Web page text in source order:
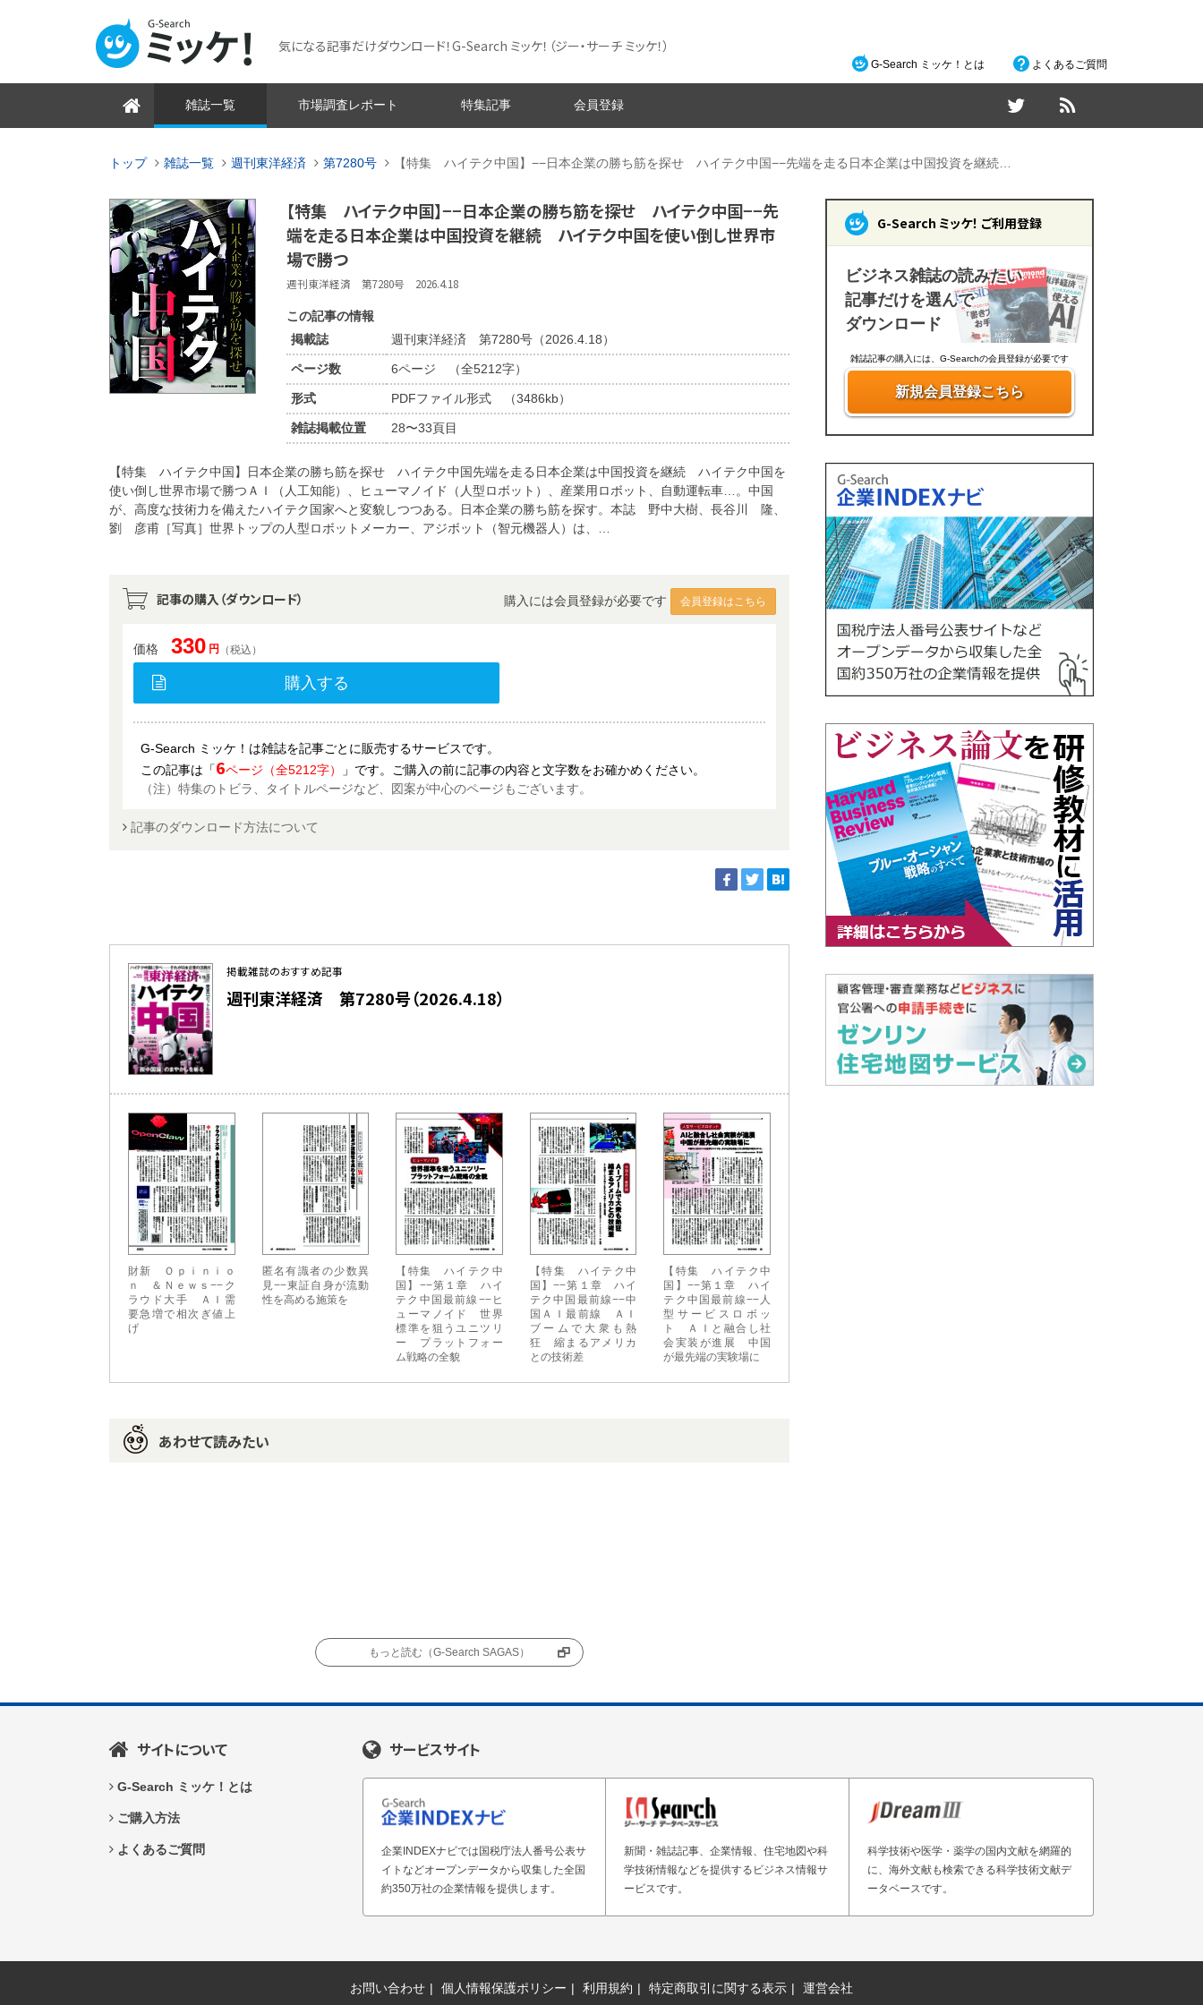
気になる記事だけダウンロード！G-Search ミッケ！ （ジー・サーチ ミッケ！）
G-Search ミッケ！とは よくあるご質問
雑誌一覧 市場調査レポート 特集記事 会員登録
トップ 雑誌一覧 週刊東洋経済 第7280号 【特集 ハイテク中国】−−日本企業の勝ち筋を探せ ハイテク中国−−先端を走る日本企業は中国投資を継続…
【特集 ハイテク中国】−−日本企業の勝ち筋を探せ ハイテク中国−−先
端を走る日本企業は中国投資を継続 ハイテク中国を使い倒し世界市
場で勝つ
週刊東洋経済 第7280号 2026.4.18
この記事の情報
掲載誌
週刊東洋経済 第7280号（2026.4.18）
ページ数 6ページ （全5212字）
形式 PDFファイル形式 （3486kb）
雑誌掲載位置 28〜33頁目
【特集 ハイテク中国】日本企業の勝ち筋を探せ ハイテク中国先端を走る日本企業は中国投資を継続 ハイテク中国を
使い倒し世界市場で勝つＡＩ（人工知能）、ヒューマノイド（人型ロボット）、産業用ロボット、自動運転車…。中国
が、高度な技術力を備えたハイテク国家へと変貌しつつある。日本企業の勝ち筋を探す。本誌 野中大樹、長谷川 隆、
劉 彦甫［写真］世界トップの人型ロボットメーカー、アジボット（智元機器人）は、…
記事の購入（ダウンロード） 購入には会員登録が必要です 会員登録はこちら
価格 330 円 （税込）
購入する
G-Search ミッケ！は雑誌を記事ごとに販売するサービスです。
この記事は「6ページ（全5212字）
」です。ご購入の前に記事の内容と文字数をお確かめください。
（注）特集のトビラ、タイトルページなど、図案が中心のページもございます。
記事のダウンロード方法について
掲載雑誌のおすすめ記事
週刊東洋経済 第7280号（2026.4.18）
財新 Ｏｐｉｎｉｏ
ｎ ＆Ｎｅｗｓ−−ク
ラウド大手 ＡＩ需
要急増で相次ぎ値上
げ
匿名有識者の少数異
見−−東証自身が流動
性を高める施策を
【特集 ハイテク中
国】−−第１章 ハイ
テク中国最前線−−ヒ
ューマノイド 世界
標準を狙うユニツリ
ー プラットフォー
ム戦略の全貌
【特集 ハイテク中
国】−−第１章 ハイ
テク中国最前線−−中
国ＡＩ最前線 ＡＩ
ブームで大衆も熱
狂 縮まるアメリカ
との技術差
【特集 ハイテク中
国】−−第１章 ハイ
テク中国最前線−−人
型サービスロボッ
ト ＡＩと融合し社
会実装が進展 中国
が最先端の実験場に
あわせて読みたい
もっと読む（G-Search SAGAS）
G-Search ミッケ！ ご利用登録
ビジネス雑誌の読みたい
記事だけを選んで
ダウンロード
雑誌記事の購入には、G-Searchの会員登録が必要です
新規会員登録こちら
サイトについて
G-Search ミッケ！とは
ご購入方法
よくあるご質問
サービスサイト
企業INDEXナビでは国税庁法人番号公表サ
イトなどオープンデータから収集した全国
約350万社の企業情報を提供します。
新聞・雑誌記事、企業情報、住宅地図や科
学技術情報などを提供するビジネス情報サ
ービスです。
科学技術や医学・薬学の国内文献を網羅的
に、海外文献も検索できる科学技術文献デ
ータベースです。
お問い合わせ 個人情報保護ポリシー 利用規約 特定商取引に関する表示 運営会社